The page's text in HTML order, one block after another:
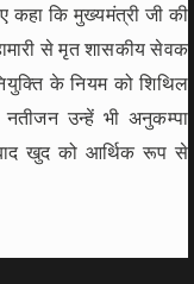
कहा कि मुख्यमंत्री जी की
से मृत शासकीय सेवक
के नियम को शिथिल
उन्हें भी अनुकम्पा
खुद को आर्थिक रूप से